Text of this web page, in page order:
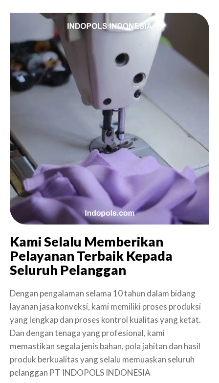
Kami Selalu Memberikan
Pelayanan Terbaik Kepada
Seluruh Pelanggan
Dengan pengalaman selama 10 tahun dalam bidang
layanan jasa konveksi, kami memiliki proses produksi
yang lengkap dan proses kontrol kualitas yang ketat.
Dan dengan tenaga yang profesional, kami
memastikan segala jenis bahan, pola jahitan dan hasil
produk berkualitas yang selalu memuaskan seluruh
pelanggan PT INDOPOLS INDONESIA